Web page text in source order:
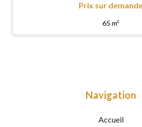
Prix sur
65 m²
Navigation
Accueil